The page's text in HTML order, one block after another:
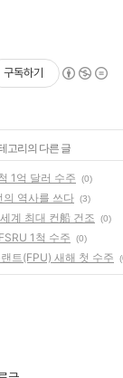
구독하기
고리의 다른 글
1억 달러 수주 (0)
역사를 쓰다 (3)
계 최대 컨船 건조 (0)
1척 수주 (0)
트(FPU) 새해 첫 수주